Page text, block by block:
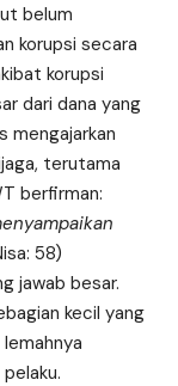
belum
korupsi secara
korupsi
dari dana yang
mengajarkan
terutama
berfirman:
58)
jawab besar.
kecil yang